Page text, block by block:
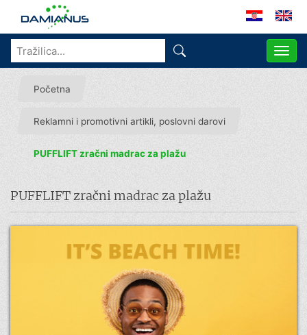
Početna
Reklamni i promotivni artikli, poslovni darovi
PUFFLIFT zračni madrac za plažu
PUFFLIFT zračni madrac za plažu